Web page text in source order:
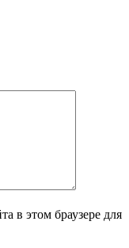
в этом браузере для